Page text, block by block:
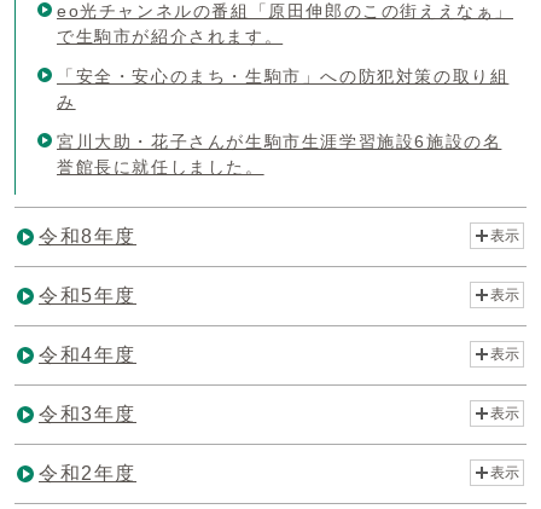
eo光チャンネルの番組「原田伸郎のこの街ええなぁ」
で生駒市が紹介されます。
「安全・安心のまち・生駒市」への防犯対策の取り組
み
宮川大助・花子さんが生駒市生涯学習施設6施設の名
誉館長に就任しました。
令和8年度 表示
令和5年度 表示
令和4年度 表示
令和3年度 表示
令和2年度 表示